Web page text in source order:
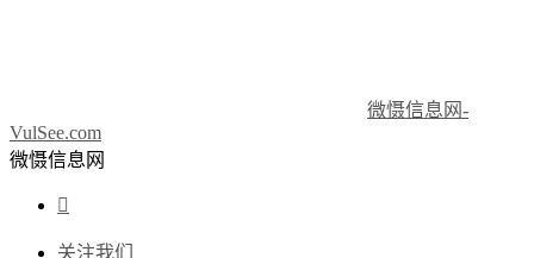
微慑信息网-
VulSee.com
微慑信息网

关注我们